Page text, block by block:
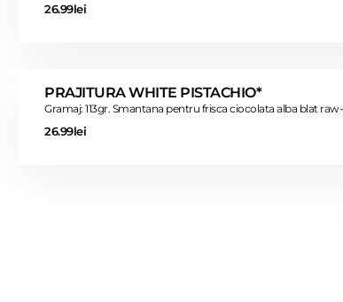
26.99lei
PRAJITURA WHITE PISTACHIO*
Gramaj: 113gr. Smantana pentru frisca ciocolata alba blat
26.99lei